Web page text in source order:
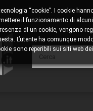
“cookie”. I cookie
il funzionamento di
di un cookie, vengono
L’utente ha comunque
sono reperibili sui siti web